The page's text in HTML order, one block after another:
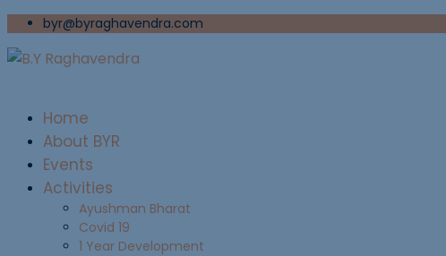
byr@byraghavendra.com
Home
About BYR
Events
Activities
Ayushman Bharat
Covid 19
1 Year Development